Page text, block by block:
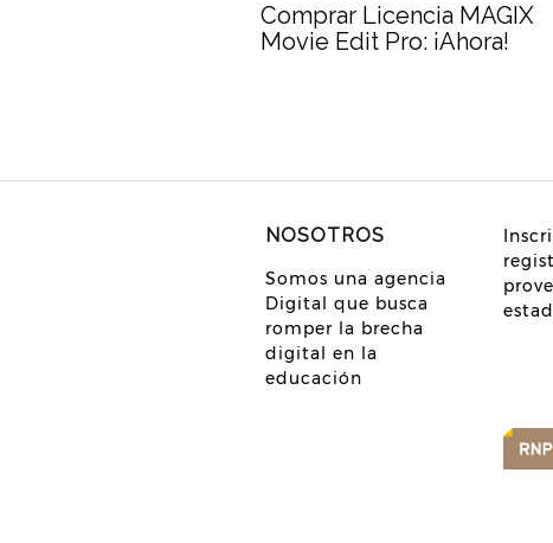
Comprar Licencia MAGIX
Movie Edit Pro: ¡Ahora!
NOSOTROS
Somos una agencia
Digital que busca
romper la brecha
digital en la
educación